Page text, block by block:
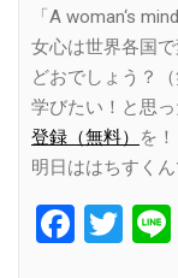
「A woman‘s
女心は世界各国
どおでしょう？（
学びたい！と思
登録（無料）
を！
明日ははちすくん